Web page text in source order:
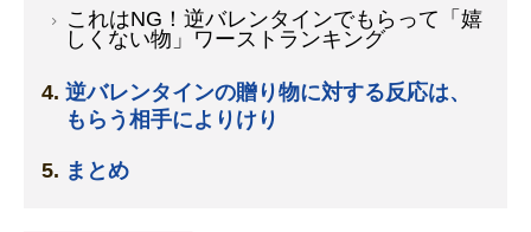
これはNG！逆バレンタインでもらって「嬉
しくない物」ワーストランキング
逆バレンタインの贈り物に対する反応は、
もらう相手によりけり
まとめ